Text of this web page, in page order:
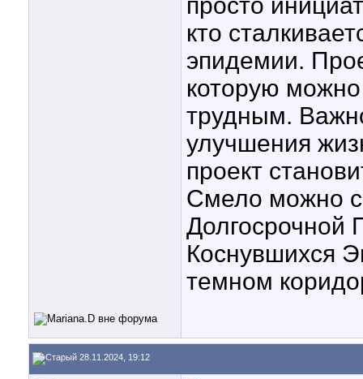
просто
кто
эпидемии.
которую можно
трудным.
улучшения
проект
Смело можно
Долгосрочной
Коснувшихся
темном
28.11.2024, 19:12